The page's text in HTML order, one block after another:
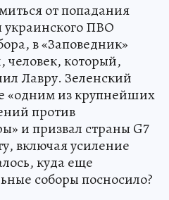
от попадания
ПВО
в «Заповедник»
человек, который,
Лавру. Зеленский
«одним из крупнейших
против
и призвал страны G7
включая усиление
куда еще
соборы посносило?